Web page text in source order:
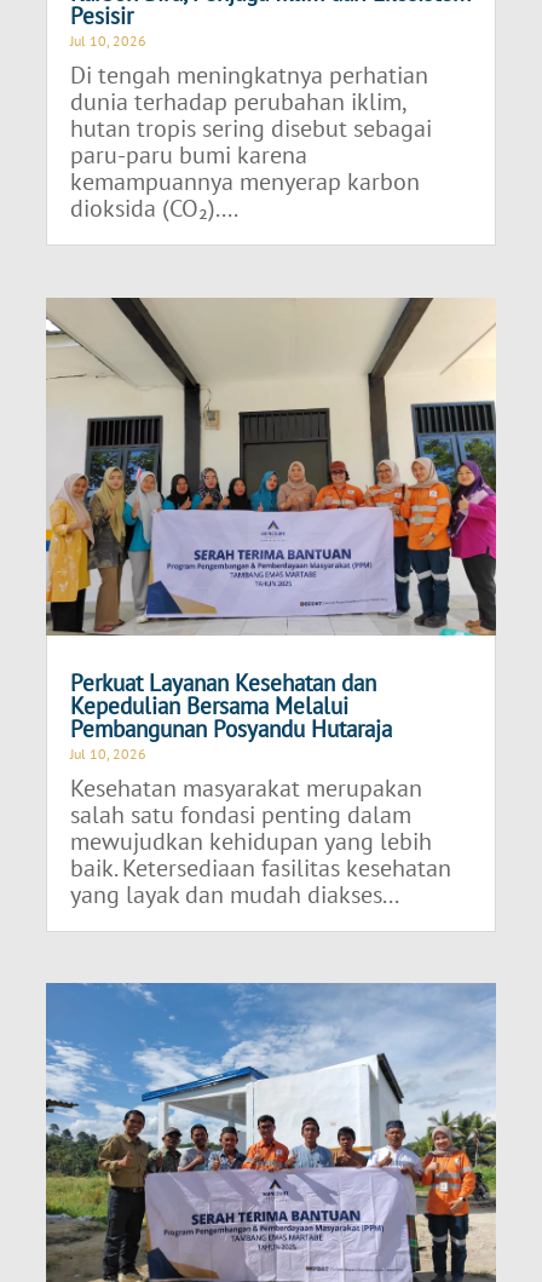
Pesisir
Jul 10, 2026
Di tengah meningkatnya perhatian
dunia terhadap perubahan iklim,
hutan tropis sering disebut sebagai
paru-paru bumi karena
kemampuannya menyerap karbon
dioksida (CO₂)....
Perkuat Layanan Kesehatan dan
Kepedulian Bersama Melalui
Pembangunan Posyandu Hutaraja
Jul 10, 2026
Kesehatan masyarakat merupakan
salah satu fondasi penting dalam
mewujudkan kehidupan yang lebih
baik. Ketersediaan fasilitas kesehatan
yang layak dan mudah diakses...